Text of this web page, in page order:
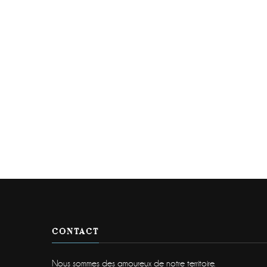
CONTACT
Nous sommes des amoureux de notre territoire.